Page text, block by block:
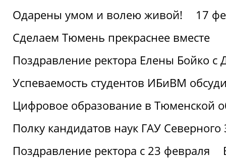
Одарены умом и волею живой!
17
Сделаем Тюмень прекраснее вместе
Поздравление ректора Елены Бойко с
Успеваемость студентов ИБиВМ
Цифровое образование в Тюменской
Полку кандидатов наук ГАУ
Поздравление ректора с 23 февраля